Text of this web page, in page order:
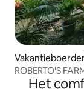
ROBERTO'S
Het